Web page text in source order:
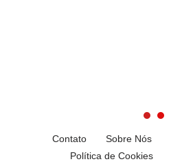
Contato Sobre Nós
Política de Cookies